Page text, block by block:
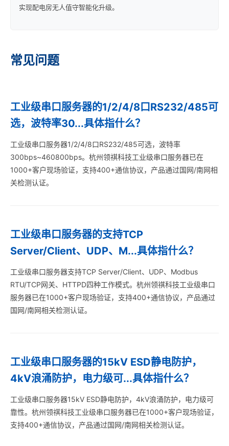
实现配电房无人值守智能化升级。
常见问题
工业级串口服务器的1/2/4/8口RS232/485可
选，波特率30...具体指什么？
工业级串口服务器1/2/4/8口RS232/485可选，波特率
300bps~460800bps。杭州领祺科技工业级串口服务器已在
1000+客户现场验证，支持400+通信协议，产品通过国网/南网相
关检测认证。
工业级串口服务器的支持TCP
Server/Client、UDP、M...具体指什么？
工业级串口服务器支持TCP Server/Client、UDP、Modbus
RTU/TCP网关、HTTPD四种工作模式。杭州领祺科技工业级串口
服务器已在1000+客户现场验证，支持400+通信协议，产品通过
国网/南网相关检测认证。
工业级串口服务器的15kV ESD静电防护，
4kV浪涌防护，电力级可...具体指什么？
工业级串口服务器15kV ESD静电防护，4kV浪涌防护，电力级可
靠性。杭州领祺科技工业级串口服务器已在1000+客户现场验证，
支持400+通信协议，产品通过国网/南网相关检测认证。